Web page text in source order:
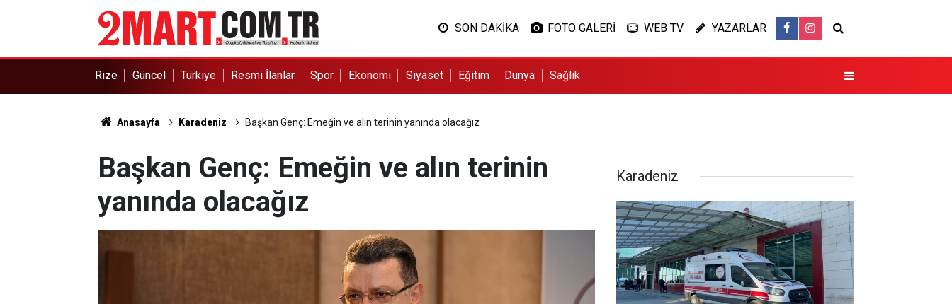
SON DAKİKA FOTO GALERİ WEB TV YAZARLAR
Rize Güncel Türkiye Resmi İlanlar Spor Ekonomi Siyaset Eğitim Dünya Sağlık
Anasayfa Karadeniz Başkan Genç: Emeğin ve alın terinin yanında olacağız
Başkan Genç: Emeğin ve alın terinin
yanında olacağız
Karadeniz